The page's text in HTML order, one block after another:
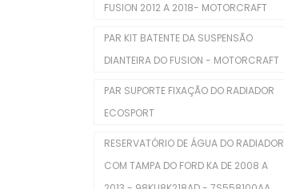
POLIA DA BOMBA D'ÁGUA
Reservatório
Reservatório De Para-Brisas
Reservatorio Óleo Hidráulico
Reservatórios
FUSION 2012 A 2018- MOTORCRAFT
PAR KIT BATENTE DA SUSPENSÃO
DIANTEIRA DO FUSION - MOTORCRAFT
PAR SUPORTE FIXAÇÃO DO RADIADOR
ECOSPORT
RESERVATÓRIO DE ÁGUA DO RADIADOR
COM TAMPA DO FORD KA DE 2008 A